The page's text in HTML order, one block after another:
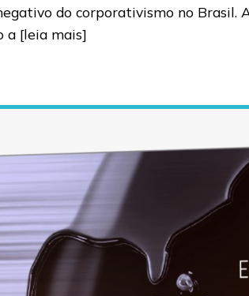
do corporativismo no Brasil.
a [leia mais]